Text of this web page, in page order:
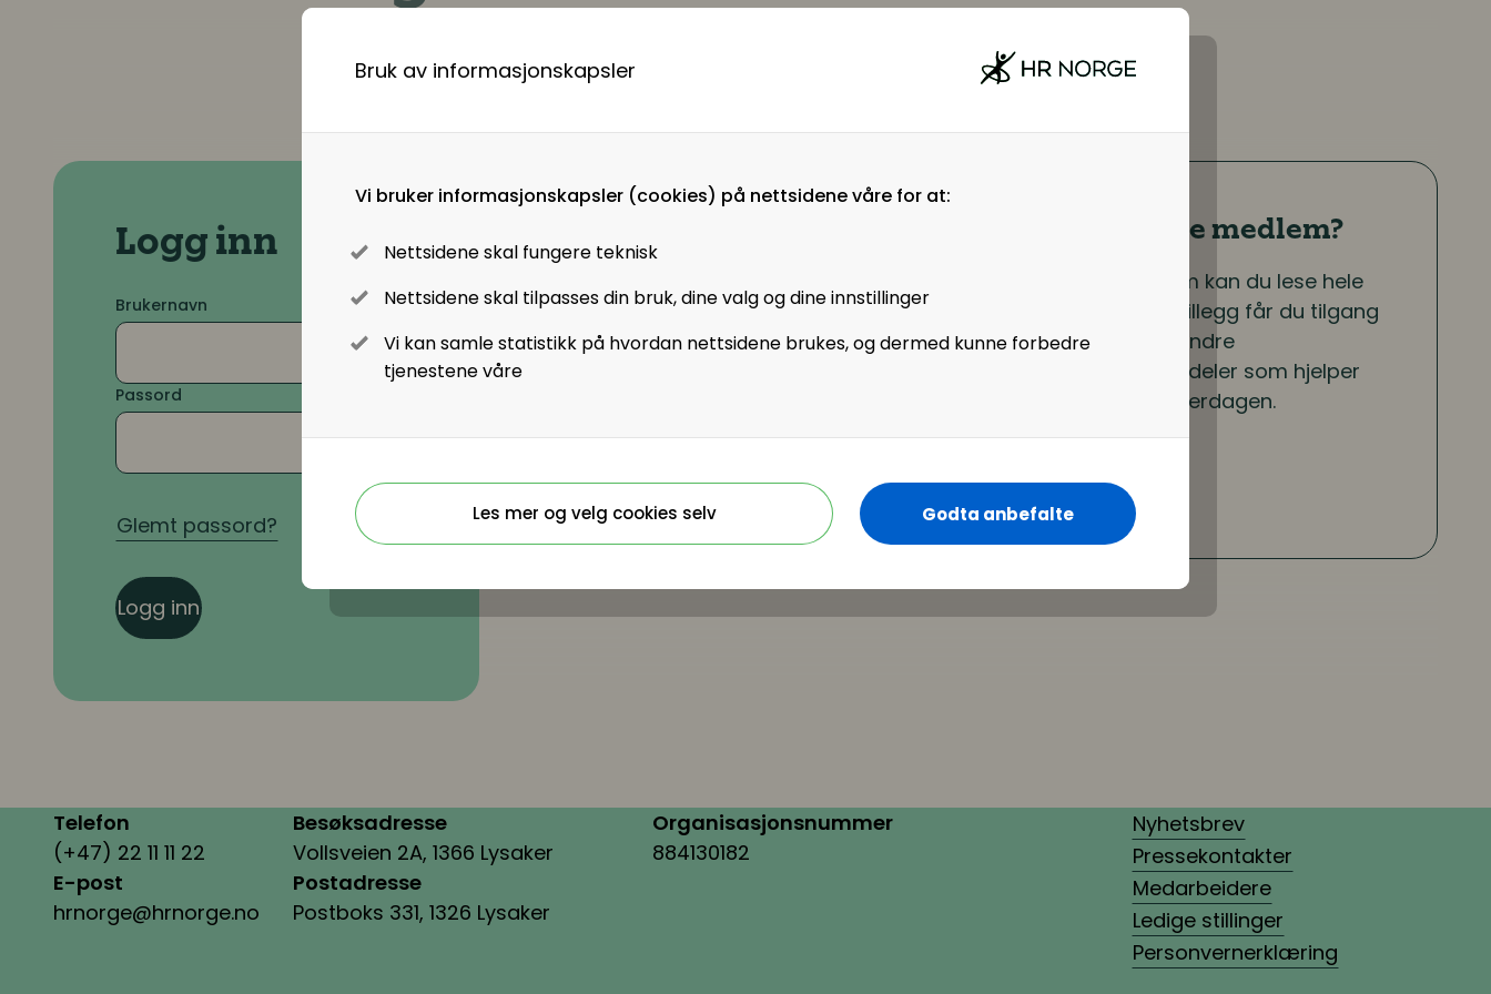
Bruk av informasjonskapsler
Vi bruker informasjonskapsler (cookies) på nettsidene våre for at:
Nettsidene skal fungere teknisk
Nettsidene skal tilpasses din bruk, dine valg og dine innstillinger
Vi kan samle statistikk på hvordan nettsidene brukes, og dermed kunne forbedre
tjenestene våre
Les mer og velg cookies selv Godta anbefalte
Lønn og ytelser
Digitale løsninger innen HR
Digitale løsninger i virksomheten
medlem i HR Norge
Logg inn
Brukernavn
Passord
Glemt passord?
Logg inn
er virksomhetsmedlem i HR
Norge får alle ansatte tilgang til
Er du ikke medlem?
Som medlem kan du lese hele
artikkelen. I tillegg får du tilgang
til en rekke andre
medlemsfordeler som hjelper
deg i jobbhverdagen.
Telefon
(+47) 22 11 11 22
E-post
hrnorge@hrnorge.no
Besøksadresse
Vollsveien 2A, 1366 Lysaker
Postadresse
Postboks 331, 1326 Lysaker
Organisasjonsnummer
884130182
Nyhetsbrev
Pressekontakter
Medarbeidere
Ledige stillinger
Personvernerklæring